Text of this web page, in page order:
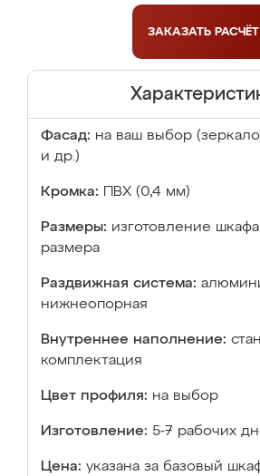
ЗАКАЗАТЬ РАСЧЁТ
Фасад: на ваш выбор
и др.)
Кромка: ПВХ (0,4 мм)
Размеры: изготовление
размера
Раздвижная система:
нижнеопорная
Внутреннее наполнение:
комплектация
Цвет профиля: на выбор
Изготовление: 5-7 рабочих
Цена: указана за базовый